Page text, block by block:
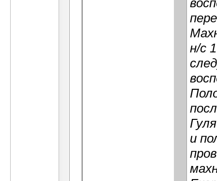
н/с
и